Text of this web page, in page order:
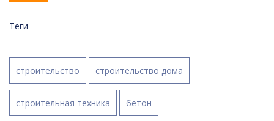
Теги
строительство строительство дома
строительная техника бетон